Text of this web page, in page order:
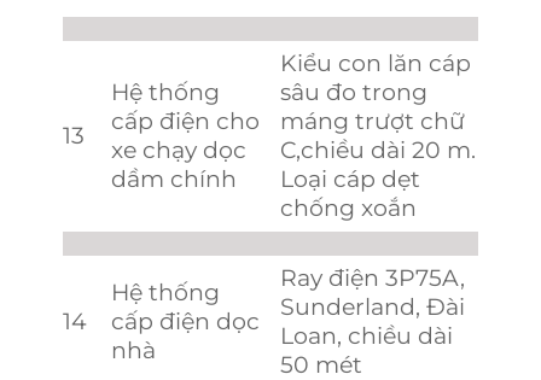
13
Hệ thống
cấp điện cho
xe chạy dọc
dầm chính
Kiểu con lăn cáp
sâu đo trong
máng trượt chữ
C,chiều dài 20 m.
Loại cáp dẹt
chống xoắn
14
Hệ thống
cấp điện dọc
nhà
Ray điện 3P75A,
Sunderland, Đài
Loan, chiều dài
50 mét